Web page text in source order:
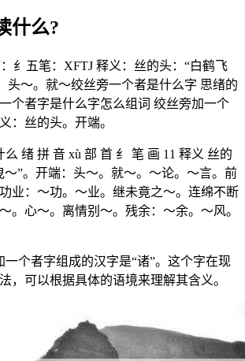
什么?
纟五笔：XFTJ 释义：丝的头：“白鹤飞
头～。就～绞丝旁一个者是什么字 思绪的
个者字是什么字怎么组词 绞丝旁加一个
：丝的头。开端。
绪 拼 音 xù 部 首 纟 笔 画 11 释义 丝的
～”。开端：头～。就～。～论。～言。前
业：～功。～业。继未竟之～。连绵不断
。心～。离情别～。残余：～余。～风。
一个者字组成的汉字是“诸”。这个字在现
，可以根据具体的语境来理解其含义。